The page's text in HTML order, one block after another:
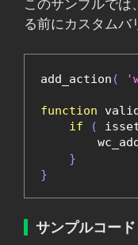
このサンプルでは
る前にカスタムバ
add_action (
function
if
(
}
}
サンプルコー